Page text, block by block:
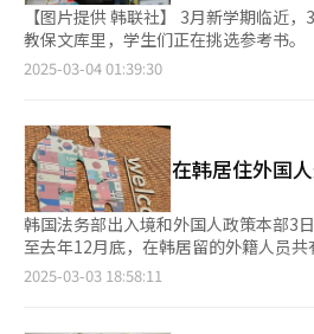
学热"密切相关。2025学年度医科大学
考生”人数达16.1784万人，创历史新
人）的31%。此外，备考医科大学的现
课外辅导费用也显著增加。 专家分析指出，就业市场形势严峻是
验的“二手新人”占31.2%，同比上升
招聘应届毕业生的意愿持续降低。钟路
示：“当前就业市场的结构性矛盾日益
生也面临就业困境，文科专业前景不明
和医科倾斜的趋势。”他还表示：“政
提升各专业领域的就业吸引力，而非批
向。”
【图片提供 韩联社】 3月新学期临近，3日，在位于首尔钟路区的
教保文库里，学生们正在挑选参考书。
2025-03-04 01:39:30
在韩居住外国
韩国法务部出入境和外国人政策本部3
至去年12月底，在韩居留的外籍人员
2019年以来最高值。这一人口规模占韩
2025-03-03 18:58:11